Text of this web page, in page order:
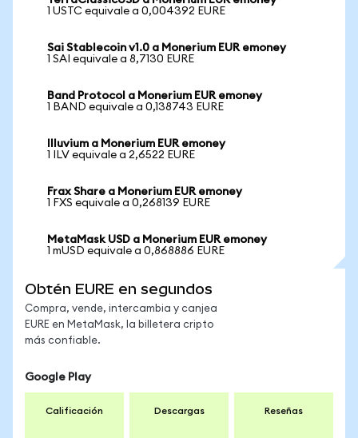
1 USTC equivale a 0,004392 EURE
Sai Stablecoin v1.0 a Monerium EUR emoney
1 SAI equivale a 8,7130 EURE
Band Protocol a Monerium EUR emoney
1 BAND equivale a 0,138743 EURE
Illuvium a Monerium EUR emoney
1 ILV equivale a 2,6522 EURE
Frax Share a Monerium EUR emoney
1 FXS equivale a 0,268139 EURE
MetaMask USD a Monerium EUR emoney
1 mUSD equivale a 0,868886 EURE
Obtén EURE en segundos
Compra, vende, intercambia y canjea
EURE en MetaMask, la billetera cripto
más confiable.
Google Play
Calificación Descargas Reseñas